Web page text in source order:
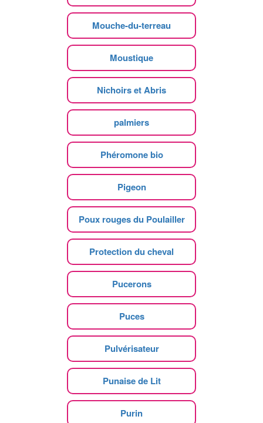
Mouche-du-terreau
Moustique
Nichoirs et Abris
palmiers
Phéromone bio
Pigeon
Poux rouges du Poulailler
Protection du cheval
Pucerons
Puces
Pulvérisateur
Punaise de Lit
Purin